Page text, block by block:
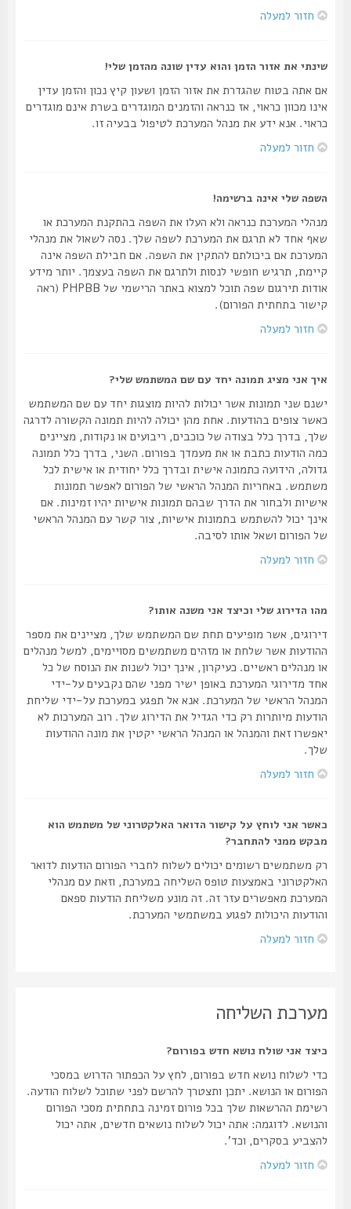
חזור למעלה
שינתי את אזור הזמן והוא עדין שונה מהזמן שלי!
אם אתה בטוח שהגדרת את אזור הזמן ושעון קיץ נכון והזמן עדין
אינו מכוון כראוי, אז כנראה והזמנים המוגדרים בשרת אינם מוגדרים
כראוי. אנא ידע את מנהל המערכת לטיפול בבעיה זו.
חזור למעלה
השפה שלי אינה ברשימה!
מנהלי המערכת כנראה ולא העלו את השפה בהתקנת המערכת או
שאף אחד לא תרגם את המערכת לשפה שלך. נסה לשאול את מנהלי
המערכת אם ביכולתם להתקין את השפה. אם חבילת השפה אינה
קיימת, תרגיש חופשי לנסות ולתרגם את השפה בעצמך. יותר מידע
אודות תירגום שפה תוכל למצוא באתר הרישמי של PHPBB (ראה
קישור בתחתית הפורום).
חזור למעלה
איך אני מציג תמונה יחד עם שם המשתמש שלי?
ישנם שני תמונות אשר יכולות להיות מוצגות יחד עם שם המשתמש
כאשר צופים בהודעות. אחת מהן יכולה להיות תמונה הקשורה לדרגה
שלך, בדרך כלל בצודה של כוכבים, ריבועים או נקודות, מציינים
כמה הודעות כתבת או את מעמדך בפורום. השני, בדרך כלל תמונה
גדולה, הידועה כתמונה אישית ובדרך כלל יחודית או אישית לכל
משתמש. באחריות המנהל הראשי של הפורום לאפשר תמונות
אישיות ולבחור את הדרך שבהם תמונות אישיות יהיו זמינות. אם
אינך יכול להשתמש בתמונות אישיות, צור קשר עם המנהל הראשי
של הפורום ושאל אותו לסיבה.
חזור למעלה
מהו הדירוג שלי וכיצד אני משנה אותו?
דירוגים, אשר מופיעים תחת שם המשתמש שלך, מציינים את מספר
ההודעות אשר שלחת או מזהים משתמשים מסויימים, למשל מנהלים
או מנהלים ראשיים. כעיקרון, אינך יכול לשנות את הנוסח של כל
אחד מדירוגי המערכת באופן ישיר מפני שהם נקבעים על-ידי
המנהל הראשי של המערכת. אנא אל תפגע במערכת על-ידי שליחת
הודעות מיותרות רק כדי הגדיל את הדירוג שלך. רוב המערכות לא
יאפשרו זאת והמנהל או המנהל הראשי יקטין את מונה ההודעות
חזור למעלה
כאשר אני לוחץ על קישור הדואר האלקטרוני של משתמש הוא
מבקש ממני להתחבר?
רק משתמשים רשומים יכולים לשלוח לחברי הפורום הודעות לדואר
האלקטרוני באמצעות טופס השליחה במערכת, וזאת עם מנהלי
המערכת מאפשרים עזר זה. זה מונע משליחת הודעות ספאם
והודעות היכולות לפגוע במשתמשי המערכת.
חזור למעלה
מערכת השליחה
כיצד אני שולח נושא חדש בפורום?
כדי לשלוח נושא חדש בפורום, לחץ על הכפתור הדרוש במסכי
הפורום או הנושא. יתכן ותצטרך להרשם לפני שתוכל לשלוח הודעה.
רשימת ההרשאות שלך בכל פורום זמינה בתחתית מסכי הפורום
והנושא. לדוגמה: אתה יכול לשלוח נושאים חדשים, אתה יכול
להצביע בסקרים, וכד'.
חזור למעלה